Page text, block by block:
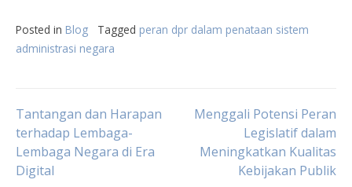
Posted in Blog Tagged peran dpr dalam penataan sistem
administrasi negara
Post
navigation
Tantangan dan Harapan
terhadap Lembaga-
Lembaga Negara di Era
Digital
Menggali Potensi Peran
Legislatif dalam
Meningkatkan Kualitas
Kebijakan Publik